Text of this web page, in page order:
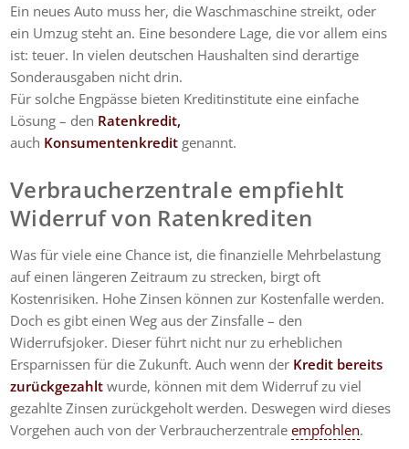
Ein neues Auto muss her, die Waschmaschine streikt, oder
ein Umzug steht an. Eine besondere Lage, die vor allem eins
ist: teuer. In vielen deutschen Haushalten sind derartige
Sonderausgaben nicht drin.
Für solche Engpässe bieten Kreditinstitute eine einfache
Lösung – den Ratenkredit,
auch Konsumentenkredit genannt.
Verbraucherzentrale empfiehlt
Widerruf von Ratenkrediten
Was für viele eine Chance ist, die finanzielle Mehrbelastung
auf einen längeren Zeitraum zu strecken, birgt oft
Kostenrisiken. Hohe Zinsen können zur Kostenfalle werden.
Doch es gibt einen Weg aus der Zinsfalle – den
Widerrufsjoker. Dieser führt nicht nur zu erheblichen
Ersparnissen für die Zukunft. Auch wenn der Kredit bereits
zurückgezahlt wurde, können mit dem Widerruf zu viel
gezahlte Zinsen zurückgeholt werden. Deswegen wird dieses
Vorgehen auch von der Verbraucherzentraleempfohlen.